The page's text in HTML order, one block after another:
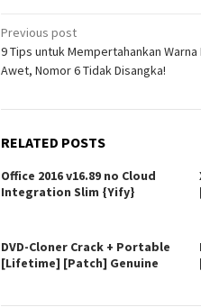
Post
navigation
Previous post
9 Tips untuk Mempertahankan Warna
Awet, Nomor 6 Tidak Disangka!
RELATED POSTS
Office 2016 v16.89 no Cloud
Integration Slim {Yify}
DVD-Cloner Crack + Portable
[Lifetime] [Patch] Genuine